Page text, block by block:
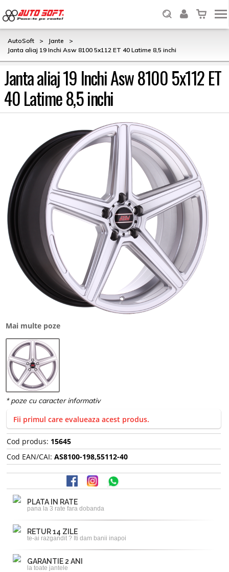
AutoSoft > Jante
>
Janta aliaj 19 Inchi Asw 8100 5x112 ET 40 Latime 8,5 inchi
Janta aliaj 19 Inchi Asw 8100 5x112 ET
40 Latime 8,5 inchi
Mai multe poze
Fii primul care evalueaza acest produs.
Cod produs: 15645
Cod EAN/CAI: AS8100-198,55112-40
PLATA IN RATE
pana la 3 rate fara dobanda
RETUR 14 ZILE
te-ai razgandit ? Iti dam banii inapoi
GARANTIE 2 ANI
la toate jantele